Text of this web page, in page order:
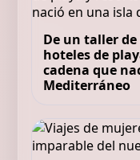
De un taller de
hoteles de
cadena que
Mediterráneo